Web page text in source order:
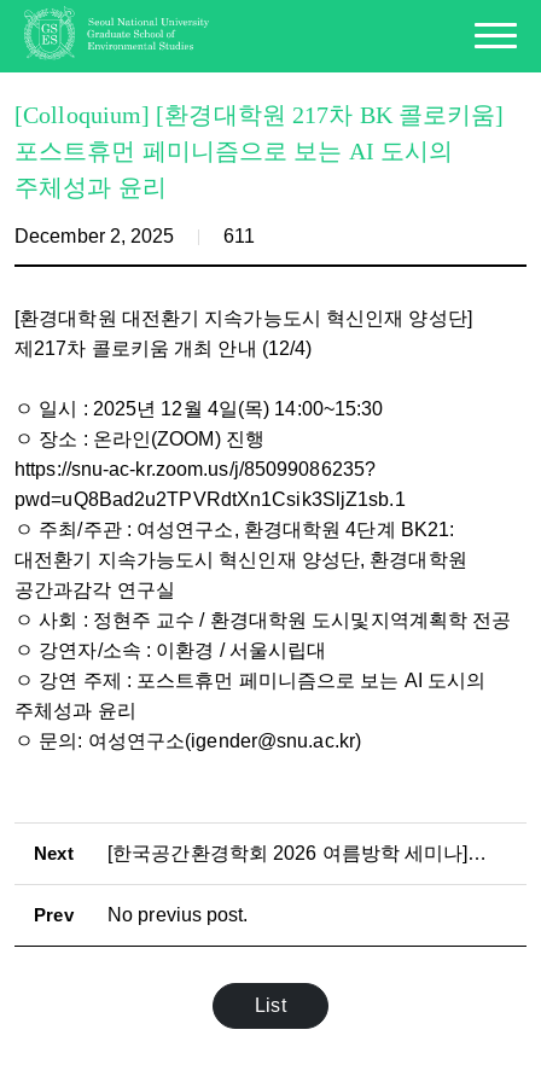
[Colloquium] [환경대학원 217차 BK 콜로키움]
포스트휴먼 페미니즘으로 보는 AI 도시의
주체성과 윤리
December 2, 2025 611
[환경대학원 대전환기 지속가능도시 혁신인재 양성단]
제217차 콜로키움 개최 안내 (12/4)
ㅇ 일시 : 2025년 12월 4일(목) 14:00~15:30
ㅇ 장소 : 온라인(ZOOM) 진행
https://snu-ac-kr.zoom.us/j/85099086235?
pwd=uQ8Bad2u2TPVRdtXn1Csik3SljZ1sb.1
ㅇ 주최/주관 : 여성연구소, 환경대학원 4단계 BK21:
대전환기 지속가능도시 혁신인재 양성단, 환경대학원
공간과감각 연구실
ㅇ 사회 : 정현주 교수 / 환경대학원 도시및지역계획학 전공
ㅇ 강연자/소속 : 이환경 / 서울시립대
ㅇ 강연 주제 : 포스트휴먼 페미니즘으로 보는 AI 도시의
주체성과 윤리
ㅇ 문의: 여성연구소(igender@snu.ac.kr)
Next [한국공간환경학회 2026 여름방학 세미나] 누구의 공간인가: 공공공간을 둘러싼 비판적 도시연구
Prev No previus post.
List